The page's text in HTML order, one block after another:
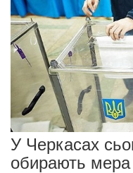
У Черкасах
обирають мера